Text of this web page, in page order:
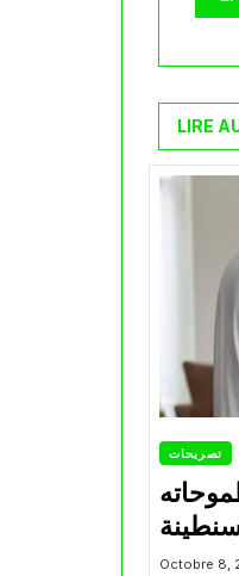
LIRE
تصريحات
Octobre 8,